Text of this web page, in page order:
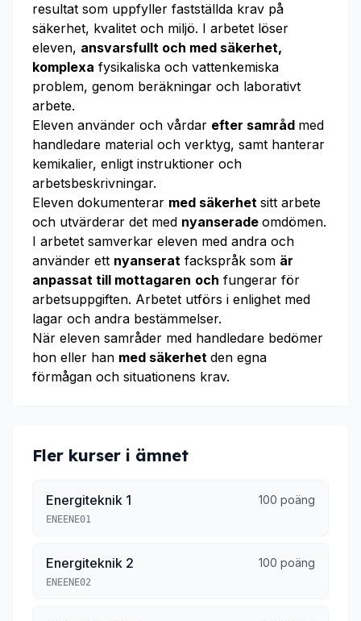
resultat som uppfyller fastställda krav på
säkerhet, kvalitet och miljö. I arbetet löser
eleven, ansvarsfullt och med säkerhet,
komplexa fysikaliska och vattenkemiska
problem, genom beräkningar och laborativt
arbete.
Eleven använder och vårdar efter samråd med
handledare material och verktyg, samt hanterar
kemikalier, enligt instruktioner och
arbetsbeskrivningar.
Eleven dokumenterar med säkerhet sitt arbete
och utvärderar det med nyanserade omdömen.
I arbetet samverkar eleven med andra och
använder ett nyanserat fackspråk som är
anpassat till mottagaren och fungerar för
arbetsuppgiften. Arbetet utförs i enlighet med
lagar och andra bestämmelser.
När eleven samråder med handledare bedömer
hon eller han med säkerhet den egna
förmågan och situationens krav.
Fler kurser i ämnet
Energiteknik 1 100 poäng
ENEENE01
Energiteknik 2 100 poäng
ENEENE02